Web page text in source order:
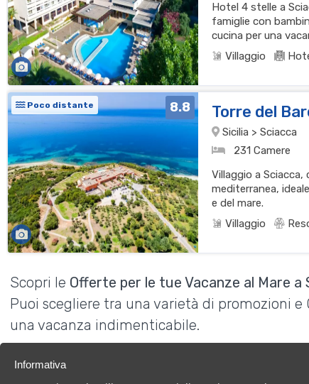
Hotel 4 stelle a
famiglie con
cucina per una
Villaggio
Poco distante 8.8 Torre del
Sicilia > Sciacca
231 Camere
Villaggio a
mediterranea,
e del mare.
Villaggio
Scopri le Offerte per le tue Vacanze al Mare a
Puoi scegliere tra una varietà di promozioni
una vacanza indimenticabile.
Informativa